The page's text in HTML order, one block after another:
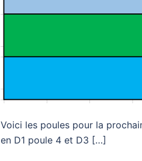
Voici les poules pour la
en D1 poule 4 et D3 […]